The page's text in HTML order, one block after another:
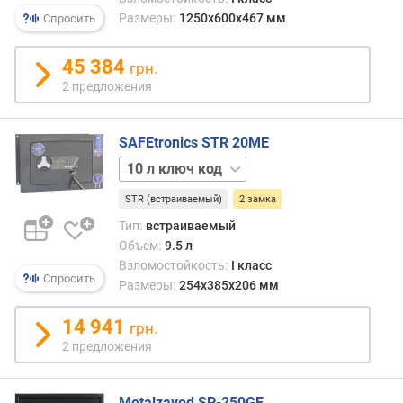
й
з
а
м
к
а
(
ш
т
)
т
щ
и
н
а
с
т
механика
Спросить
301 л
301 л
ключ
код
301 л
ключ
механика
Размеры: 1250x600x467 мм
45 384 грн.
2 предложения
Спросить
SAFEtronics STR 20ME
3 л
ключ
3 л
механика
5 л
ключ
5 л
механика
10 л
ключ
10 л
STR (встраиваемый) 2 замка
Тип: встраиваемый
Объем: 9.5 л
Взломостойкость: I класс
Размеры: 254х385х206 мм
14 941 грн.
2 предложения